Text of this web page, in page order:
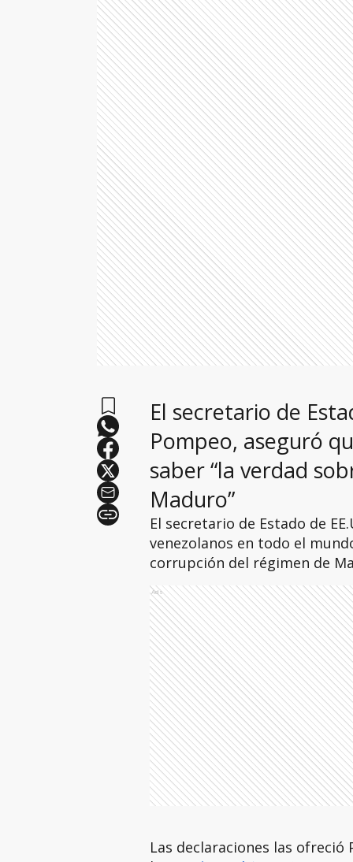
El secretario de
Pompeo, aseguró
saber “la verdad
Maduro”
El secretario de Estado de
venezolanos en todo el
corrupción del régimen de
Ads
Las declaraciones las